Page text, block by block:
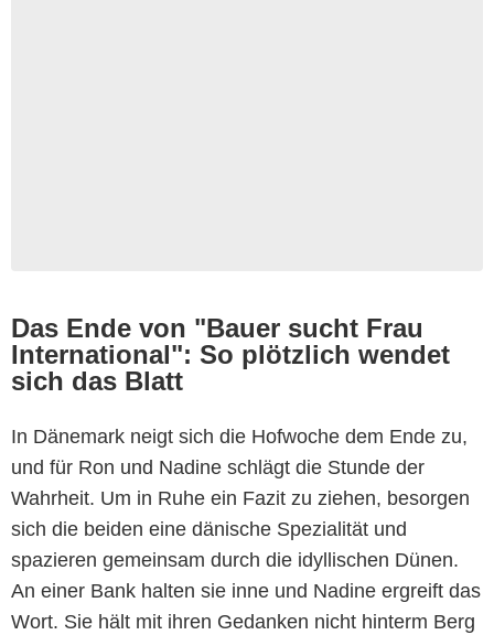
Das Ende von "Bauer sucht Frau
International": So plötzlich wendet
sich das Blatt
In Dänemark neigt sich die Hofwoche dem Ende zu,
und für Ron und Nadine schlägt die Stunde der
Wahrheit. Um in Ruhe ein Fazit zu ziehen, besorgen
sich die beiden eine dänische Spezialität und
spazieren gemeinsam durch die idyllischen Dünen.
An einer Bank halten sie inne und Nadine ergreift das
Wort. Sie hält mit ihren Gedanken nicht hinterm Berg